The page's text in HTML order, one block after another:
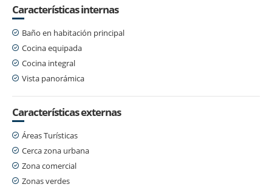
Características internas
Baño en habitación principal
Cocina equipada
Cocina integral
Vista panorámica
Características externas
Áreas Turísticas
Cerca zona urbana
Zona comercial
Zonas verdes